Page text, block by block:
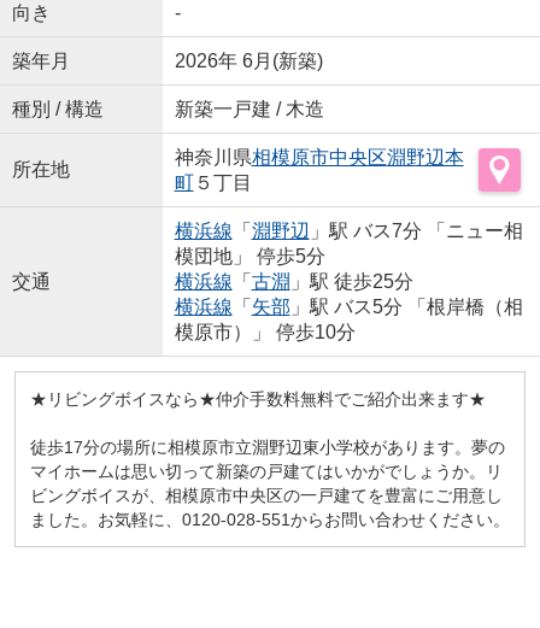
向き -
築年月 2026年 6月(新築)
種別 / 構造 新築一戸建 / 木造
所在地
神奈川県相模原市中央区淵野辺本
町５丁目
交通
横浜線 「 淵野辺 」駅 バス7分 「ニュー相
模団地」 停歩5分
横浜線 「 古淵 」駅 徒歩25分
横浜線 「 矢部 」駅 バス5分 「根岸橋（相
模原市）」 停歩10分
★リビングボイスなら★仲介手数料無料でご紹介出来ます★
徒歩17分の場所に相模原市立淵野辺東小学校があります。夢の
マイホームは思い切って新築の戸建てはいかがでしょうか。リ
ビングボイスが、相模原市中央区の一戸建てを豊富にご用意し
ました。お気軽に、0120-028-551からお問い合わせください。